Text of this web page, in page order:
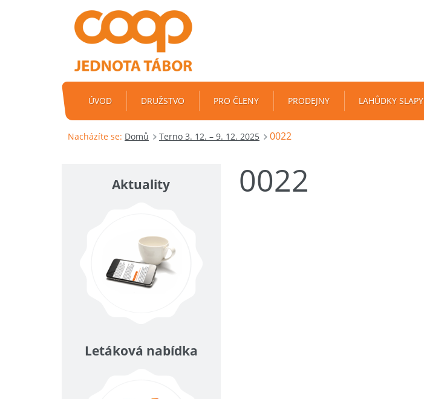
ÚVOD DRUŽSTVO PRO ČLENY PRODEJNY LAHŮDKY SLAPY
Nacházíte se: Domů Terno 3. 12. – 9. 12. 2025 0022
0022
Aktuality
Letáková nabídka